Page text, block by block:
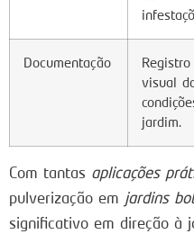
Documentação
Registro
visual
jardim.
Com tantas aplicações
pulverização em jardins
significativo em direção à